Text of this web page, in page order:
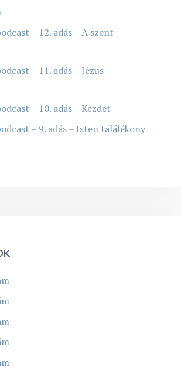
– 12. adás – A szent
– 11. adás – Jézus
– 10. adás – Kezdet
– 9. adás – Isten találékony